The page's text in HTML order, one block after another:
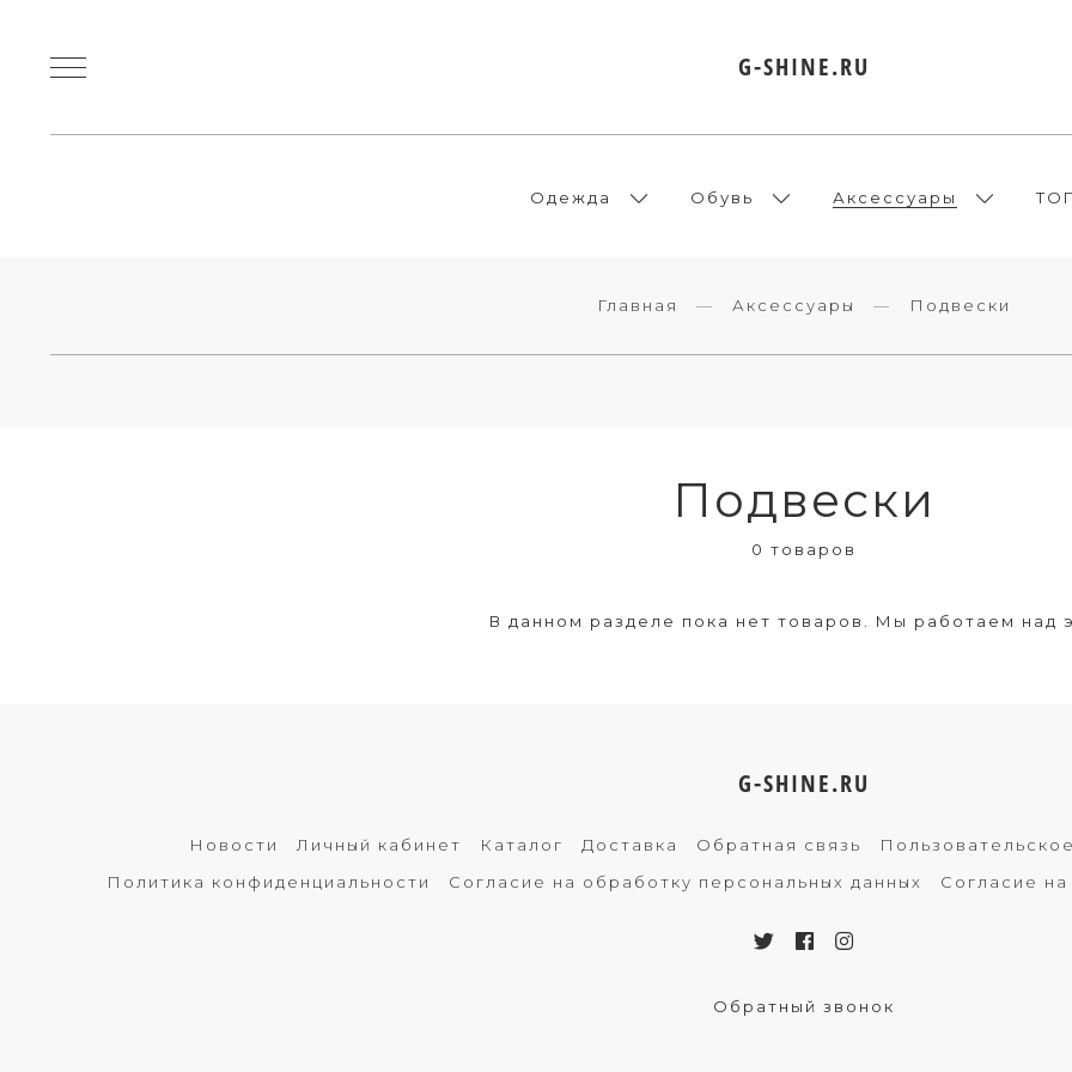
G-SHINE.RU
Одежда Обувь Аксессуары
Главная Аксессуары Подвески
Подвески
0 товаров
В данном разделе пока нет товаров. Мы работаем над
G-SHINE.RU
Новости Личный кабинет Каталог Доставка Обратная связь
Политика конфиденциальности
Согласие на обработку персональных данных Согласие
Обратный звонок